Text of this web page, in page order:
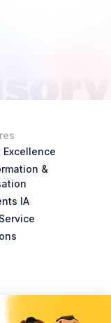
Excellence
&
IA
Stories
Leader Stories